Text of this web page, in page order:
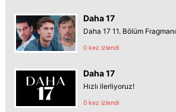
Daha 17
Daha 17 11. Bölüm Fragmanı
0 kez izlendi
Daha 17
Hızlı ilerliyoruz!
0 kez izlendi